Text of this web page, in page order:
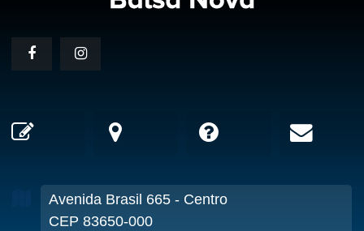
Avenida Brasil 665 - Centro
CEP 83650-000